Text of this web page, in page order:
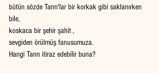
bütün sözde Tanrı'lar bir korkak gibi saklanırken
bile,
koskaca bir şehir şahit ,
sevgiden örülmüş fanusumuza.
Hangi Tanrı itiraz edebilir buna?